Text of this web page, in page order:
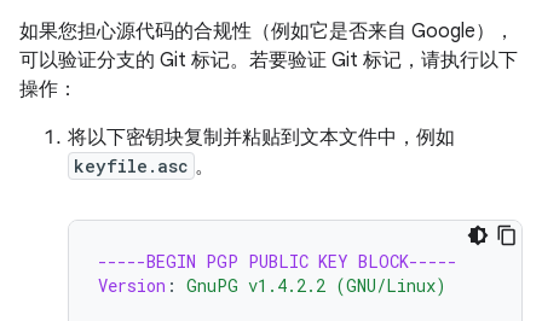
如果您担心源代码的合规性（例如它是否来自 Google），
可以验证分支的 Git 标记。若要验证 Git 标记，请执行以下
操作：
将以下密钥块复制并粘贴到文本文件中，例如
keyfile.asc 。
-----BEGIN PGP PUBLIC KEY BLOCK-----
Version : GnuPG v1.4.2.2 (GNU/Linux)